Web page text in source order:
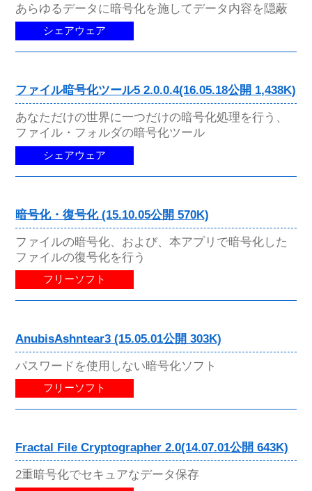
あらゆるデータに暗号化を施してデータ内容を隠蔽
シェアウェア
ファイル暗号化ツール5 2.0.0.4(16.05.18公開 1,438K)
あなただけの世界に一つだけの暗号化処理を行う、
ファイル・フォルダの暗号化ツール
シェアウェア
暗号化・復号化 (15.10.05公開 570K)
ファイルの暗号化、および、本アプリで暗号化した
ファイルの復号化を行う
フリーソフト
AnubisAshntear3 (15.05.01公開 303K)
パスワードを使用しない暗号化ソフト
フリーソフト
Fractal File Cryptographer 2.0(14.07.01公開 643K)
2重暗号化でセキュアなデータ保存